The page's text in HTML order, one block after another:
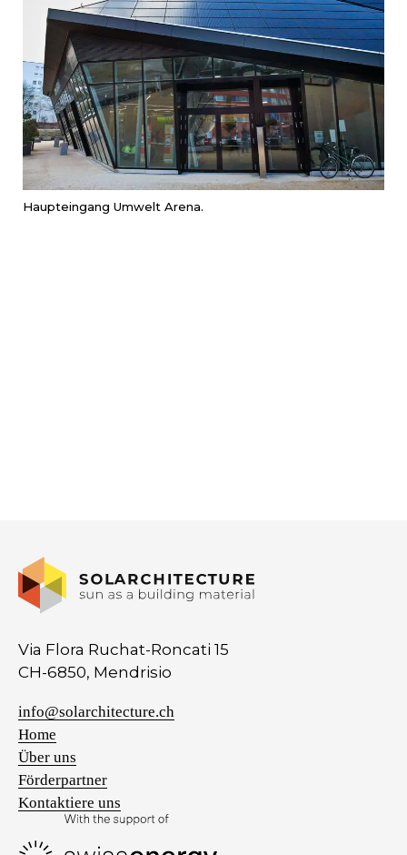
Haupteingang Umwelt Arena.
Via Flora Ruchat-Roncati 15
CH-6850, Mendrisio
info@solarchitecture.ch
Home
Über uns
Förderpartner
Kontaktiere uns